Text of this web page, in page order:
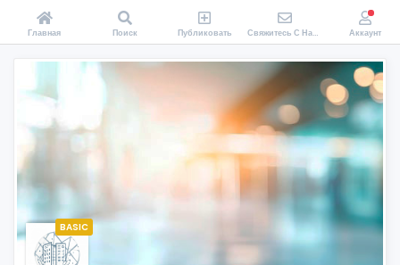
BASIC
Главная Поиск Публиковать Свяжитесь С Нами Аккаунт